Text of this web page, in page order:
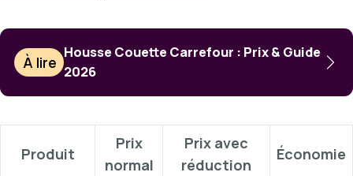
À lire
Housse Couette Carrefour : Prix & Guide
2026
Produit
Prix
normal
Prix avec
réduction
Économie